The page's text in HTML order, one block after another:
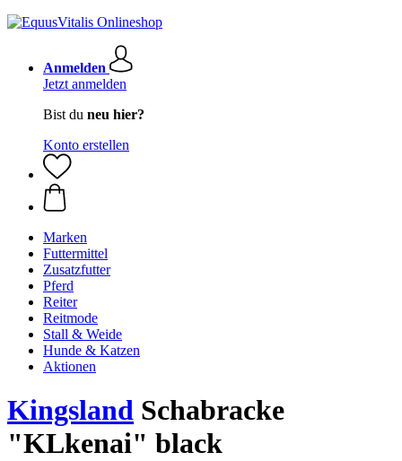
Anmelden
Jetzt anmelden
Bist du neu hier?
Konto erstellen
Marken
Futtermittel
Zusatzfutter
Pferd
Reiter
Reitmode
Stall & Weide
Hunde & Katzen
Aktionen
Kingsland Schabracke
"KLkenai" black